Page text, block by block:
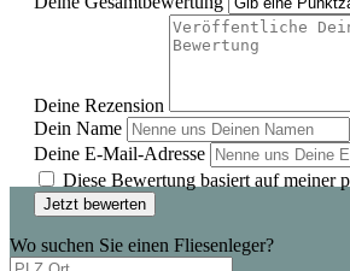
Deine Rezension
Dein Name
Deine E-Mail-Adresse
Diese Bewertung basiert auf meiner
Jetzt bewerten
Wo suchen Sie einen Fliesenleger?